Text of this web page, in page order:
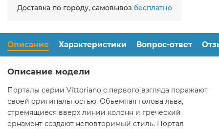
Доставка по городу, самовывоз бесплатно
Описание Характеристики Вопрос-ответ
Описание модели
Порталы серии Vittoriano с первого взгляда поражают
своей оригинальностью. Объемная голова льва,
стремящиеся вверх линии колонн и греческий
орнамент создают неповторимый стиль. Портал